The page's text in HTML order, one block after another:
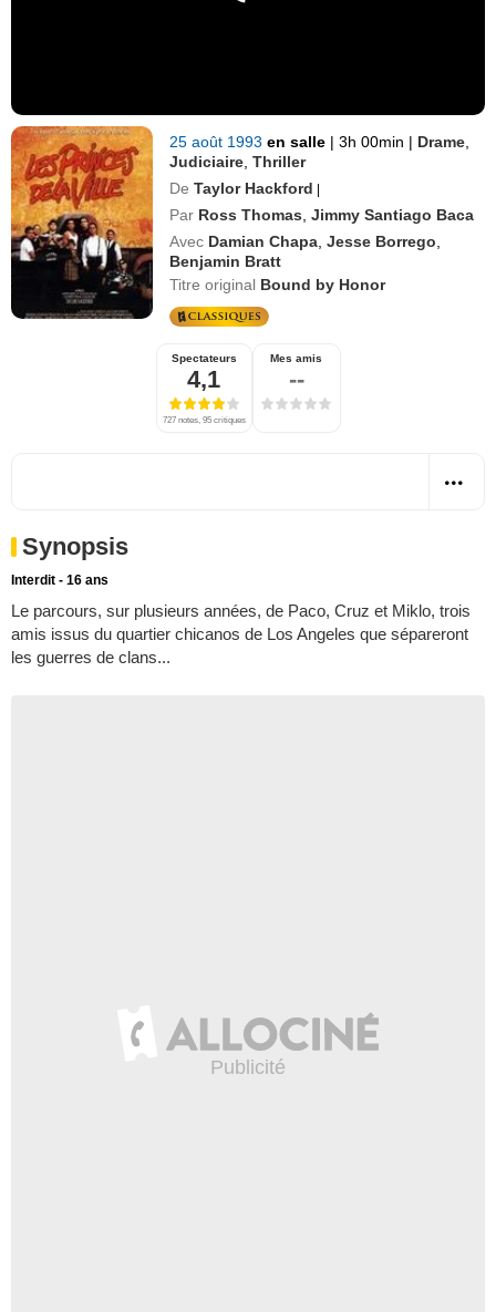
25 août 1993en salle | 3h 00min | Drame
Judiciaire ,Thriller
De Taylor Hackford |
Par Ross Thomas ,Jimmy Santiago Baca
Avec Damian Chapa ,Jesse Borrego
Benjamin Bratt
Titre original Bound by Honor
Spectateurs
4,1
727 notes, 95 critiques
Mes amis
--
Synopsis
Interdit - 16 ans
Le parcours, sur plusieurs années, de Paco, Cruz et Miklo, trois
amis issus du quartier chicanos de Los Angeles que sépareront
les guerres de clans...